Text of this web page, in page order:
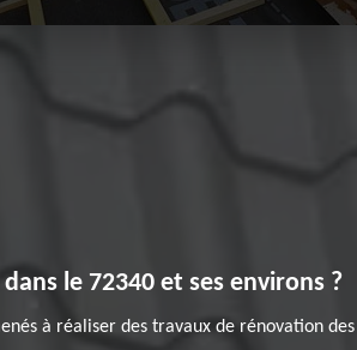
le 72340 et ses environs ?
à réaliser des travaux de rénovation